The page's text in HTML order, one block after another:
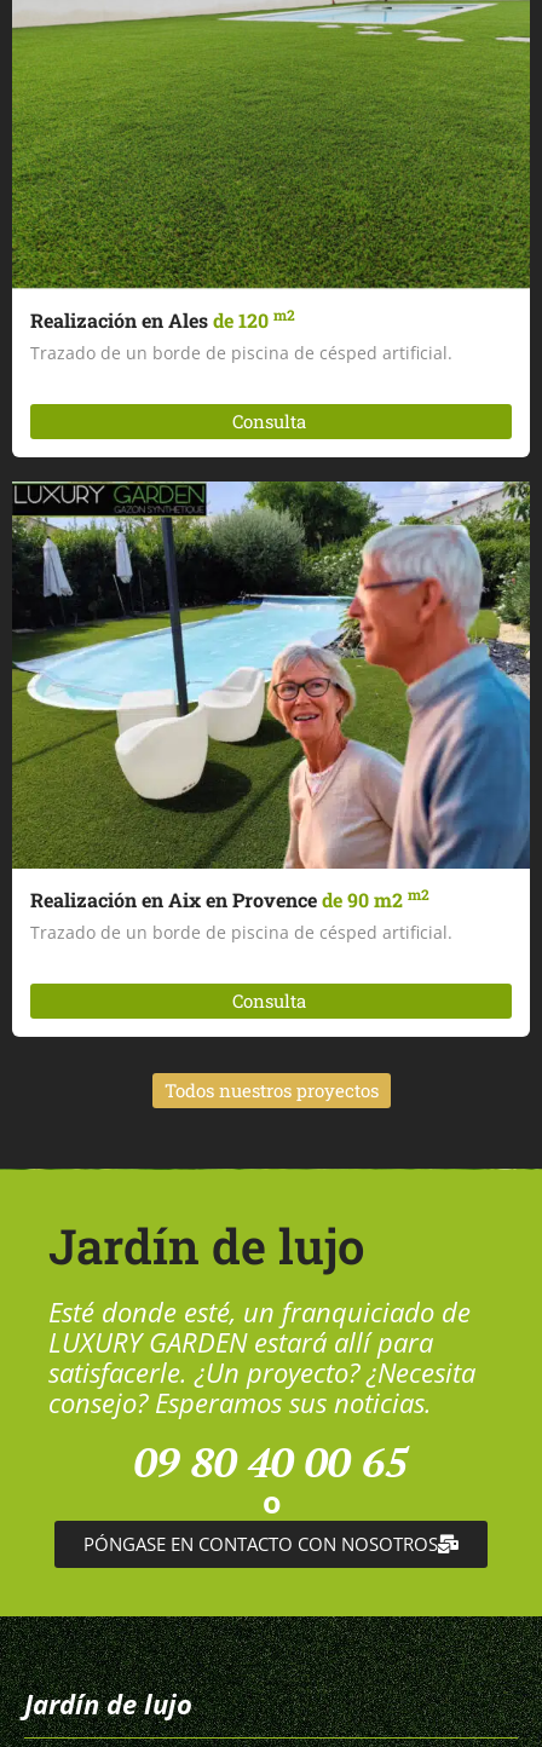
Realización en Alesde 120 m2
Trazado de un borde de piscina de césped artificial.
Consulta
Realización en Aix en Provencede 90 m2 m2
Trazado de un borde de piscina de césped artificial.
Consulta
Todos nuestros proyectos
Jardín de lujo
Esté donde esté, un franquiciado de
LUXURY GARDEN estará allí para
satisfacerle. ¿Un proyecto? ¿Necesita
consejo? Esperamos sus noticias.
09 80 40 00 65
o
PÓNGASE EN CONTACTO CON NOSOTROS
Jardín de lujo